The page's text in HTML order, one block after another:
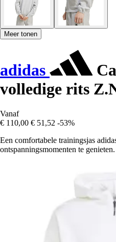
Meer tonen
adidas
volledige rits
Vanaf
€ 110,00 € 51,52 -53%
Een comfortabele trainingsjas
ontspanningsmomenten te genieten.